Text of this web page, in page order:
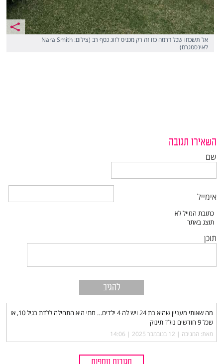
אל תשכחו שכל דרמה כזו זה רק מכניס לזוג כסף רב (צילום: Nara Smith
לאינסטגרם)
השאירו תגובה
שם
אימייל
תוכן
מה שאותי מעניין שהיא בת 24 ויש לה 4 ילדים… מתי היא התחילה ללדת בגיל 10, או
שכל 9 חודשים נולד תינוק
מאת: המגיבה |‏ 12 בנובמבר 2025 | 14:06